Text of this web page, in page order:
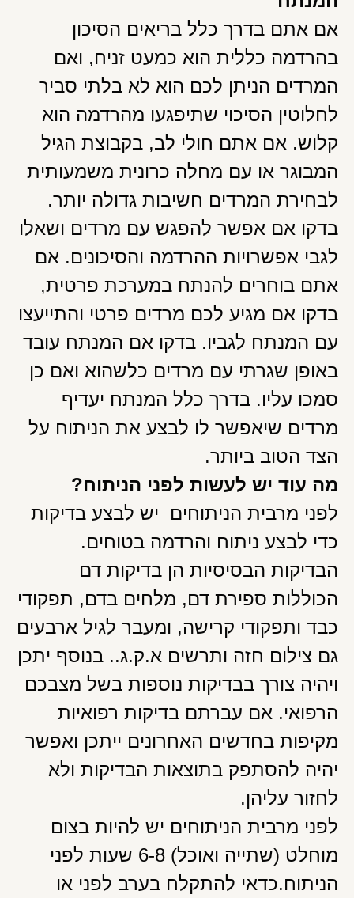
אם אתם בדרך כלל בריאים הסיכון
בהרדמה כללית הוא כמעט זניח, ואם
המרדים הניתן לכם הוא לא בלתי סביר
לחלוטין הסיכוי שתיפגעו מהרדמה הוא
קלוש. אם אתם חולי לב, בקבוצת הגיל
המבוגר או עם מחלה כרונית משמעותית
לבחירת המרדים חשיבות גדולה יותר.
בדקו אם אפשר להפגש עם מרדים ושאלו
לגבי אפשרויות ההרדמה והסיכונים. אם
אתם בוחרים להנתח במערכת פרטית,
בדקו אם מגיע לכם מרדים פרטי והתייעצו
עם המנתח לגביו. בדקו אם המנתח עובד
באופן שגרתי עם מרדים כלשהוא ואם כן
סמכו עליו. בדרך כלל המנתח יעדיף
מרדים שיאפשר לו לבצע את הניתוח על
הצד הטוב ביותר.
מה עוד יש לעשות לפני הניתוח?
לפני מרבית הניתוחים יש לבצע בדיקות
כדי לבצע ניתוח והרדמה בטוחים.
הבדיקות הבסיסיות הן בדיקות דם
הכוללות ספירת דם, מלחים בדם, תפקודי
כבד ותפקודי קרישה, ומעבר לגיל ארבעים
גם צילום חזה ותרשים א.ק.ג.. בנוסף יתכן
ויהיה צורך בבדיקות נוספות בשל מצבכם
הרפואי. אם עברתם בדיקות רפואיות
מקיפות בחדשים האחרונים ייתכן ואפשר
יהיה להסתפק בתוצאות הבדיקות ולא
לחזור עליהן.
לפני מרבית הניתוחים יש להיות בצום
מוחלט (שתייה ואוכל) 6-8 שעות לפני
הניתוח.כדאי להתקלח בערב לפני או